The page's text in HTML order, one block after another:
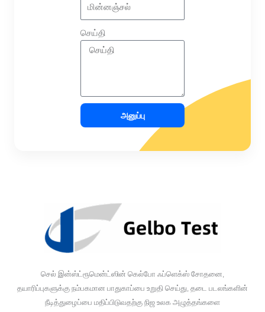
செய்தி
அனுப்பு
செல் இன்ஸ்ட்ரூமென்ட்ஸின் கெல்போ ஃப்ளெக்ஸ் சோதனை,
தயாரிப்புகளுக்கு நம்பகமான பாதுகாப்பை உறுதி செய்து, தடை படலங்களின்
நீடித்துழைப்பை மதிப்பிடுவதற்கு நிஜ உலக அழுத்தங்களை